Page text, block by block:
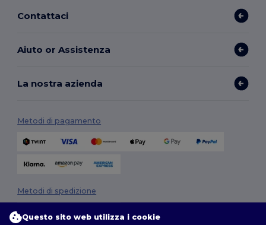
Contattaci
Aiuto or Assistenza
La nostra azienda
Metodi di pagamento
Metodi di spedizione
Questo sito web utilizza i cookie